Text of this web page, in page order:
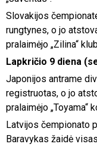
Slovakijos
rungtynes, o jo
pralaimėjo „Zilina“
Lapkričio 9 diena
Japonijos antrame
registruotas, o jo
pralaimėjo „Toyama“
Latvijos čempionato
Baravykas žaidė